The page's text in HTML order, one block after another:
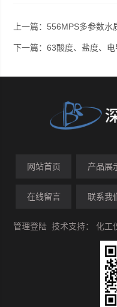
上一篇：556MPS多参数水
下一篇：63酸度、盐度、
网站首页 产品展
在线留言 联系我
管理登陆 技术支持：化工